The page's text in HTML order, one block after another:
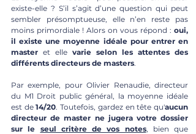
existe-elle ? S’il s’agit d’une question qui peut
sembler présomptueuse, elle n’en reste pas
moins primordiale ! Alors on vous répond : oui,
il existe une moyenne idéale pour entrer en
master et elle varie selon les attentes des
différents directeurs de masters.
Par exemple, pour Olivier Renaudie, directeur
du M1 Droit public général, la moyenne idéale
est de 14/20. Toutefois, gardez en tête qu'aucun
directeur de master ne jugera votre dossier
sur le seul critère de vos notes